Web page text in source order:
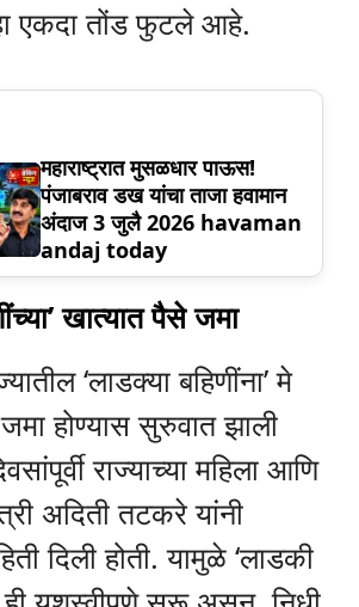
एकदा तोंड फुटले आहे.
महाराष्ट्रात मुसळधार पाऊस!
पंजाबराव डख यांचा ताजा हवामान
अंदाज 3 जुलै 2026 havaman
andaj today
खात्यात पैसे जमा
‘लाडक्या बहिणींना’ मे
होण्यास सुरुवात झाली
राज्याच्या महिला आणि
अदिती तटकरे यांनी
दिली होती. यामुळे ‘लाडकी